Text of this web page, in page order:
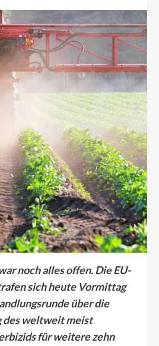
noch alles offen. Die EU-
sich heute Vormittag
über die
des weltweit meist
für weitere zehn